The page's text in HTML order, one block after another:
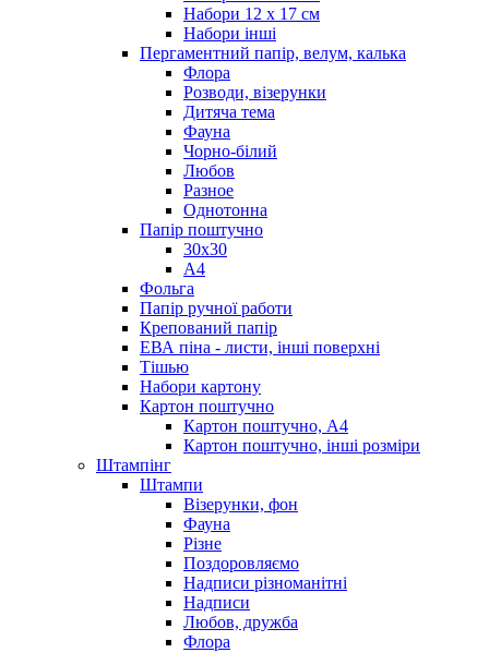
Набори 12 х 17 см
Набори інші
Пергаментний папір, велум, калька
Флора
Розводи, візерунки
Дитяча тема
Фауна
Чорно-білий
Любов
Разное
Однотонна
Папір поштучно
30х30
А4
Фольга
Папір ручної работи
Крепований папір
ЕВА піна - листи, інші поверхні
Тішью
Набори картону
Картон поштучно
Картон поштучно, А4
Картон поштучно, інші розміри
Штампінг
Штампи
Візерунки, фон
Фауна
Різне
Поздоровляємо
Надписи різноманітні
Надписи
Любов, дружба
Флора